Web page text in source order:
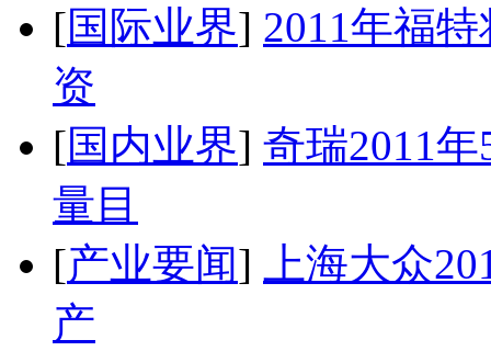
[国际业界] 2011年福
资
[国内业界] 奇瑞2011
量目
[产业要闻]
上海大众
产